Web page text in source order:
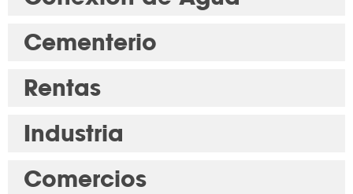
Cementerio
Rentas
Industria
Comercios